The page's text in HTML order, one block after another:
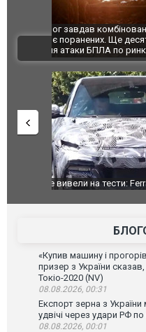
За 2000 кілометрів
Єкатеринбурзі після
склад Wildberries.
Вийшов трейлер
«Купив машину і
призер з України
Токіо-2020 (NV)
08.08.2026, 00:31
Експорт зерна з
удвічі через удари РФ
08.08.2026, 00:01